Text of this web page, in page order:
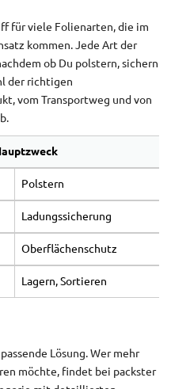
für viele Folienarten, die im
kommen. Jede Art der
ob Du polstern, sichern
der richtigen
vom Transportweg und von
Polstern
Ladungssicherung
Oberflächenschutz
Lagern, Sortieren
Lösung. Wer mehr
möchte, findet bei packster